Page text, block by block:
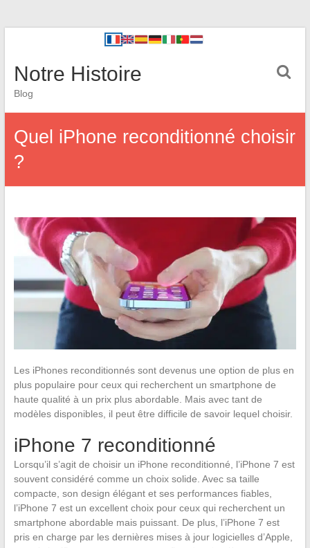
Notre Histoire
Blog
Quel iPhone reconditionné choisir
?
Les iPhones reconditionnés sont devenus une option de plus en
plus populaire pour ceux qui recherchent un smartphone de
haute qualité à un prix plus abordable. Mais avec tant de
modèles disponibles, il peut être difficile de savoir lequel choisir.
iPhone 7 reconditionné
Lorsqu’il s’agit de choisir un iPhone reconditionné, l’iPhone 7 est
souvent considéré comme un choix solide. Avec sa taille
compacte, son design élégant et ses performances fiables,
l’iPhone 7 est un excellent choix pour ceux qui recherchent un
smartphone abordable mais puissant. De plus, l’iPhone 7 est
pris en charge par les dernières mises à jour logicielles d’Apple,